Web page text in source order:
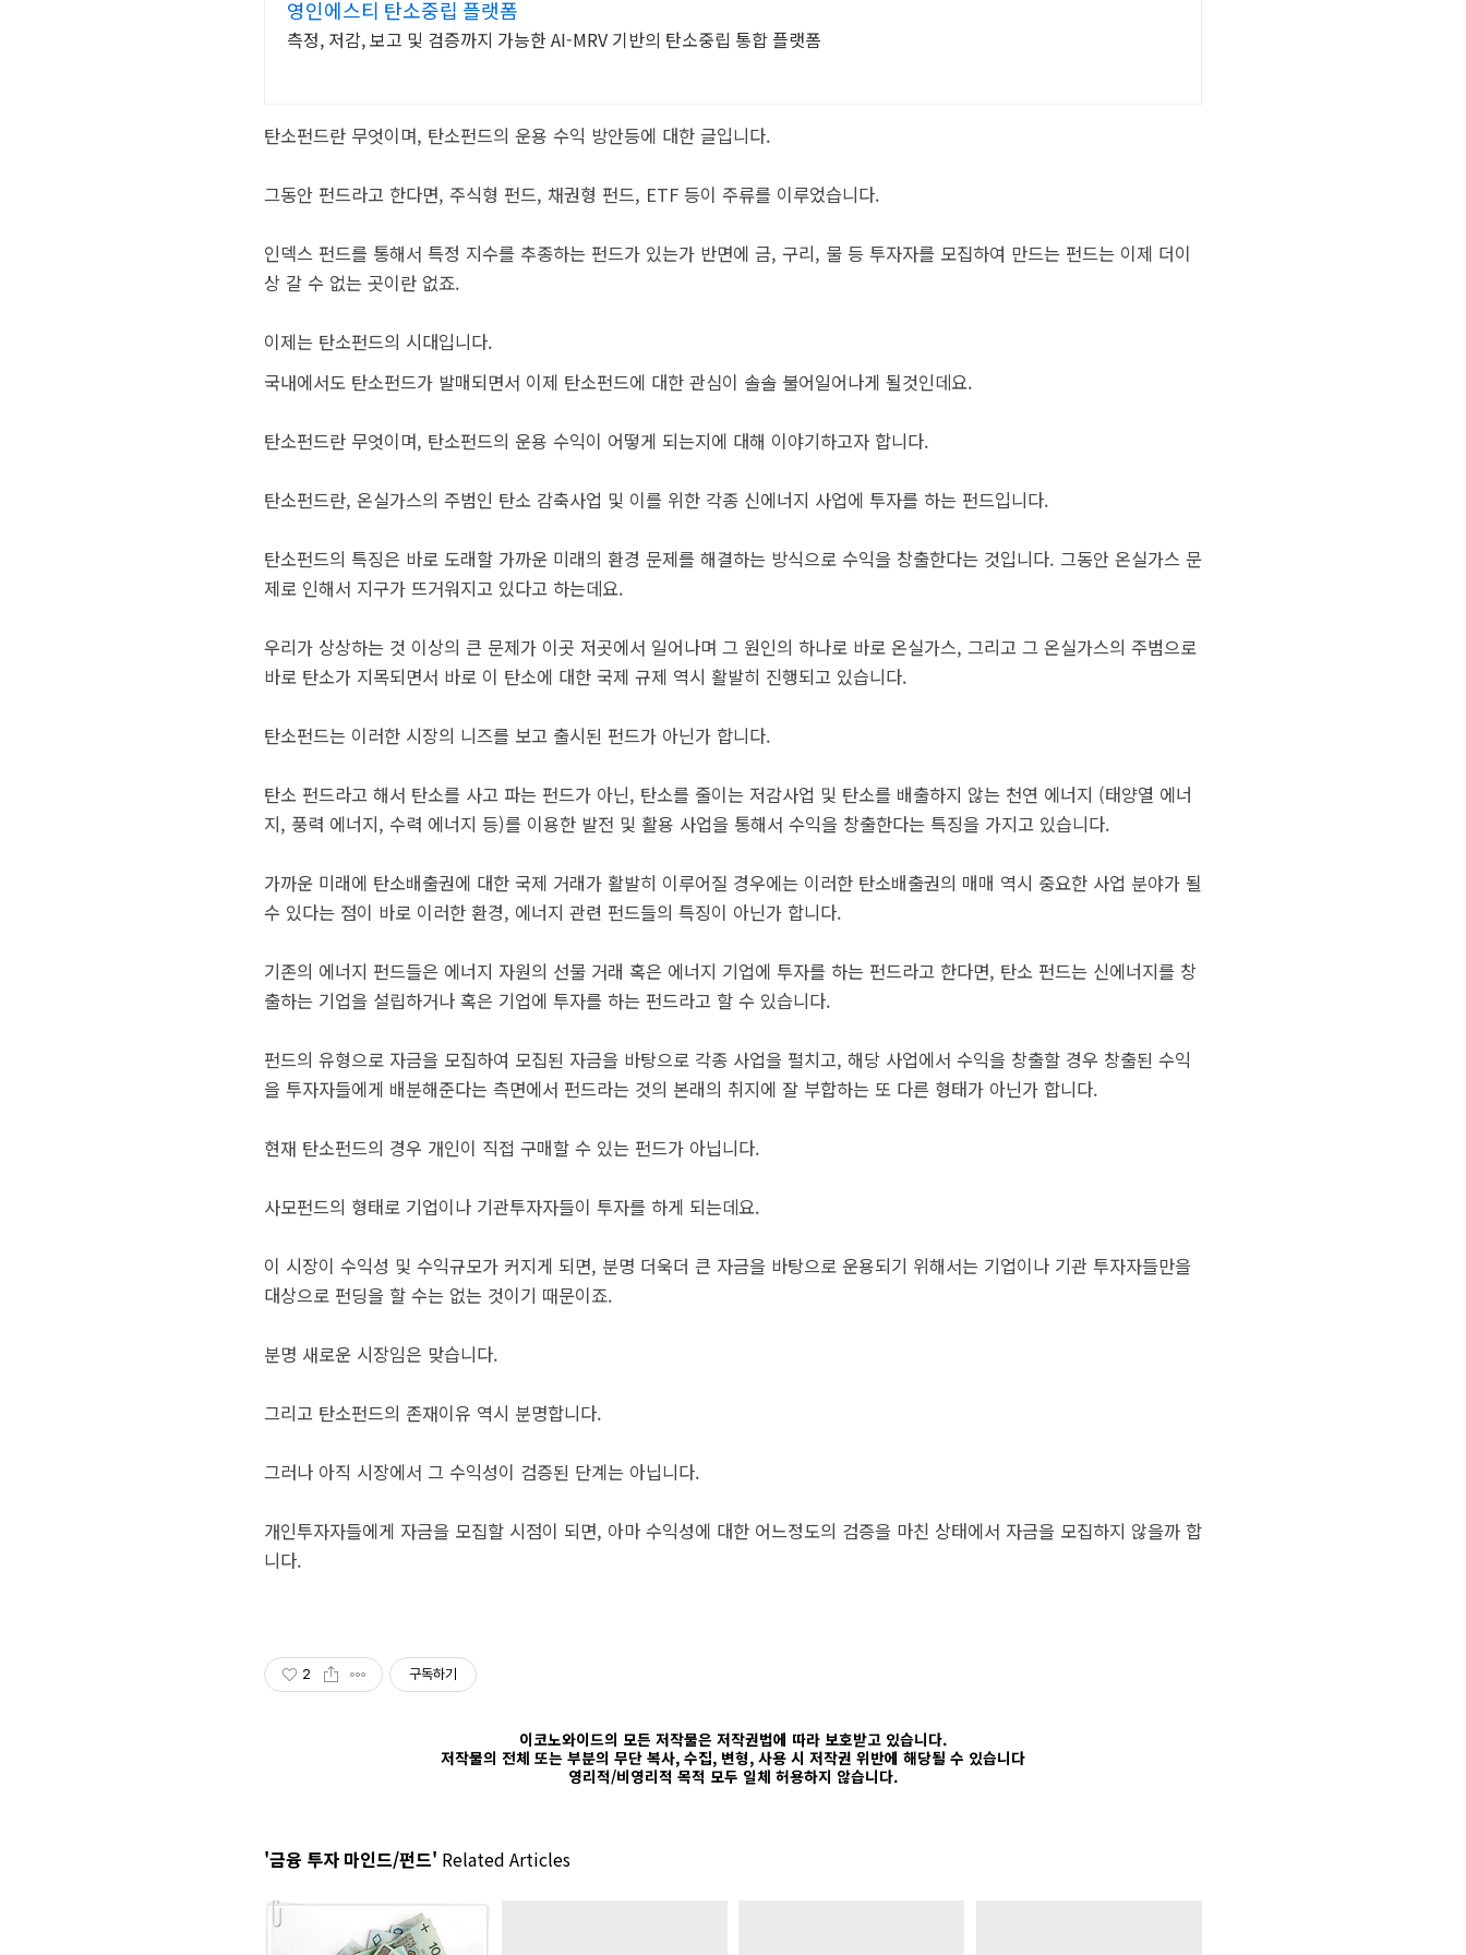
영인에스티 탄소중립 플랫폼
측정, 저감, 보고 및 검증까지 가능한 AI-MRV 기반의 탄소중립 통합 플랫폼
탄소펀드란 무엇이며, 탄소펀드의 운용 수익 방안등에 대한 글입니다.
그동안 펀드라고 한다면, 주식형 펀드, 채권형 펀드, ETF 등이 주류를 이루었습니다.
인덱스 펀드를 통해서 특정 지수를 추종하는 펀드가 있는가 반면에 금, 구리, 물 등 투자자를 모집하여 만드는 펀드는 이제 더이
상 갈 수 없는 곳이란 없죠.
이제는 탄소펀드의 시대입니다.
국내에서도 탄소펀드가 발매되면서 이제 탄소펀드에 대한 관심이 솔솔 불어일어나게 될것인데요.
탄소펀드란 무엇이며, 탄소펀드의 운용 수익이 어떻게 되는지에 대해 이야기하고자 합니다.
탄소펀드란, 온실가스의 주범인 탄소 감축사업 및 이를 위한 각종 신에너지 사업에 투자를 하는 펀드입니다.
탄소펀드의 특징은 바로 도래할 가까운 미래의 환경 문제를 해결하는 방식으로 수익을 창출한다는 것입니다. 그동안 온실가스 문
제로 인해서 지구가 뜨거워지고 있다고 하는데요.
우리가 상상하는 것 이상의 큰 문제가 이곳 저곳에서 일어나며 그 원인의 하나로 바로 온실가스, 그리고 그 온실가스의 주범으로
바로 탄소가 지목되면서 바로 이 탄소에 대한 국제 규제 역시 활발히 진행되고 있습니다.
탄소펀드는 이러한 시장의 니즈를 보고 출시된 펀드가 아닌가 합니다.
탄소 펀드라고 해서 탄소를 사고 파는 펀드가 아닌, 탄소를 줄이는 저감사업 및 탄소를 배출하지 않는 천연 에너지 (태양열 에너
지, 풍력 에너지, 수력 에너지 등)를 이용한 발전 및 활용 사업을 통해서 수익을 창출한다는 특징을 가지고 있습니다.
가까운 미래에 탄소배출권에 대한 국제 거래가 활발히 이루어질 경우에는 이러한 탄소배출권의 매매 역시 중요한 사업 분야가 될
수 있다는 점이 바로 이러한 환경, 에너지 관련 펀드들의 특징이 아닌가 합니다.
기존의 에너지 펀드들은 에너지 자원의 선물 거래 혹은 에너지 기업에 투자를 하는 펀드라고 한다면, 탄소 펀드는 신에너지를 창
출하는 기업을 설립하거나 혹은 기업에 투자를 하는 펀드라고 할 수 있습니다.
펀드의 유형으로 자금을 모집하여 모집된 자금을 바탕으로 각종 사업을 펼치고, 해당 사업에서 수익을 창출할 경우 창출된 수익
을 투자자들에게 배분해준다는 측면에서 펀드라는 것의 본래의 취지에 잘 부합하는 또 다른 형태가 아닌가 합니다.
현재 탄소펀드의 경우 개인이 직접 구매할 수 있는 펀드가 아닙니다.
사모펀드의 형태로 기업이나 기관투자자들이 투자를 하게 되는데요.
이 시장이 수익성 및 수익규모가 커지게 되면, 분명 더욱더 큰 자금을 바탕으로 운용되기 위해서는 기업이나 기관 투자자들만을
대상으로 펀딩을 할 수는 없는 것이기 때문이죠.
분명 새로운 시장임은 맞습니다.
그리고 탄소펀드의 존재이유 역시 분명합니다.
그러나 아직 시장에서 그 수익성이 검증된 단계는 아닙니다.
개인투자자들에게 자금을 모집할 시점이 되면, 아마 수익성에 대한 어느정도의 검증을 마친 상태에서 자금을 모집하지 않을까 합
니다.
2 구독하기
이코노와이드의 모든 저작물은 저작권법에 따라 보호받고 있습니다.
저작물의 전체 또는 부분의 무단 복사, 수집, 변형, 사용 시 저작권 위반에 해당될 수 있습니다
영리적/비영리적 목적 모두 일체 허용하지 않습니다.
'금융 투자 마인드/펀드' Related Articles